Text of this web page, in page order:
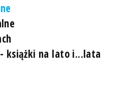
książki na lato i...lata